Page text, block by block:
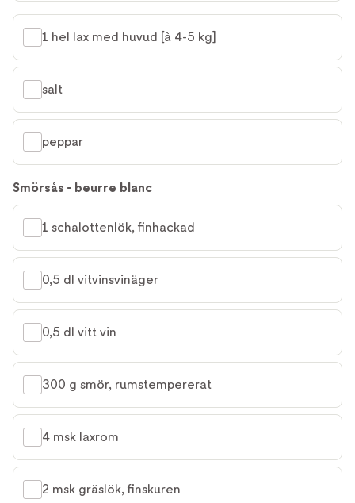
1 hel lax med huvud [à 4-5 kg]
salt
peppar
Smörsås - beurre blanc
1 schalottenlök, finhackad
0,5 dl vitvinsvinäger
0,5 dl vitt vin
300 g smör, rumstempererat
4 msk laxrom
2 msk gräslök, finskuren